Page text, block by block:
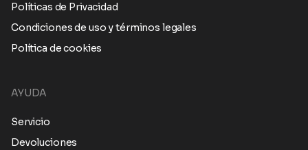
Políticas de Privacidad
Condiciones de uso y términos legales
Política de cookies
AYUDA
Servicio
Devoluciones